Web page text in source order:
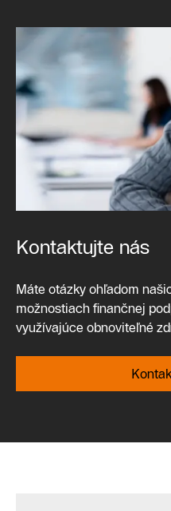
Kontaktujte nás
Máte otázky ohľadom
možnostiach finančnej
využívajúce obnoviteľné